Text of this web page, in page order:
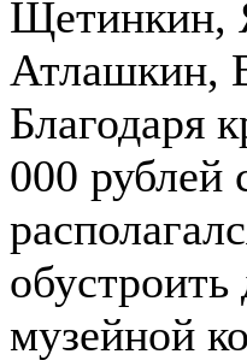
Щетинкин,
Атлашкин,
Благодаря
000 рублей
музейной